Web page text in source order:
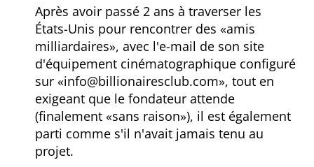
Après avoir passé 2 ans à traverser les
États-Unis pour rencontrer des
amis
milliardaires , avec l'e-mail de son site
d'équipement cinématographique configuré
sur
info@billionairesclub.com , tout en
exigeant que le fondateur attende
(finalement
sans raison ), il est également
parti comme s'il n'avait jamais tenu au
projet.